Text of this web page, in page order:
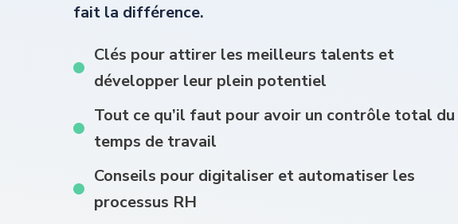
fait la différence.
Clés pour attirer les meilleurs talents et
développer leur plein potentiel
Tout ce qu’il faut pour avoir un contrôle total du
temps de travail
Conseils pour digitaliser et automatiser les
processus RH